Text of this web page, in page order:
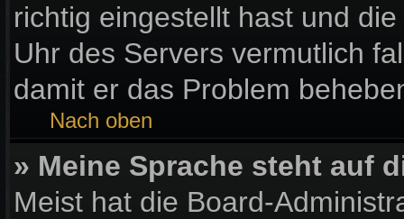
richtig eingestellt hast und
Uhr des Servers vermutlich
damit er das Problem
Nach oben
» Meine Sprache steht auf
Meist hat die Board-